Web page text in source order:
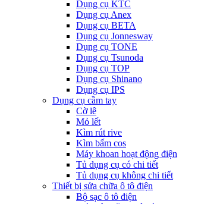
Dụng cụ KTC
Dụng cụ Anex
Dụng cụ BETA
Dụng cụ Jonnesway
Dụng cụ TONE
Dụng cụ Tsunoda
Dụng cụ TOP
Dụng cụ Shinano
Dụng cụ IPS
Dụng cụ cầm tay
Cờ lê
Mỏ lết
Kìm rút rive
Kìm bấm cos
Máy khoan hoạt động điện
Tủ dụng cụ có chi tiết
Tủ dụng cụ không chi tiết
Thiết bị sửa chữa ô tô điện
Bộ sạc ô tô điện